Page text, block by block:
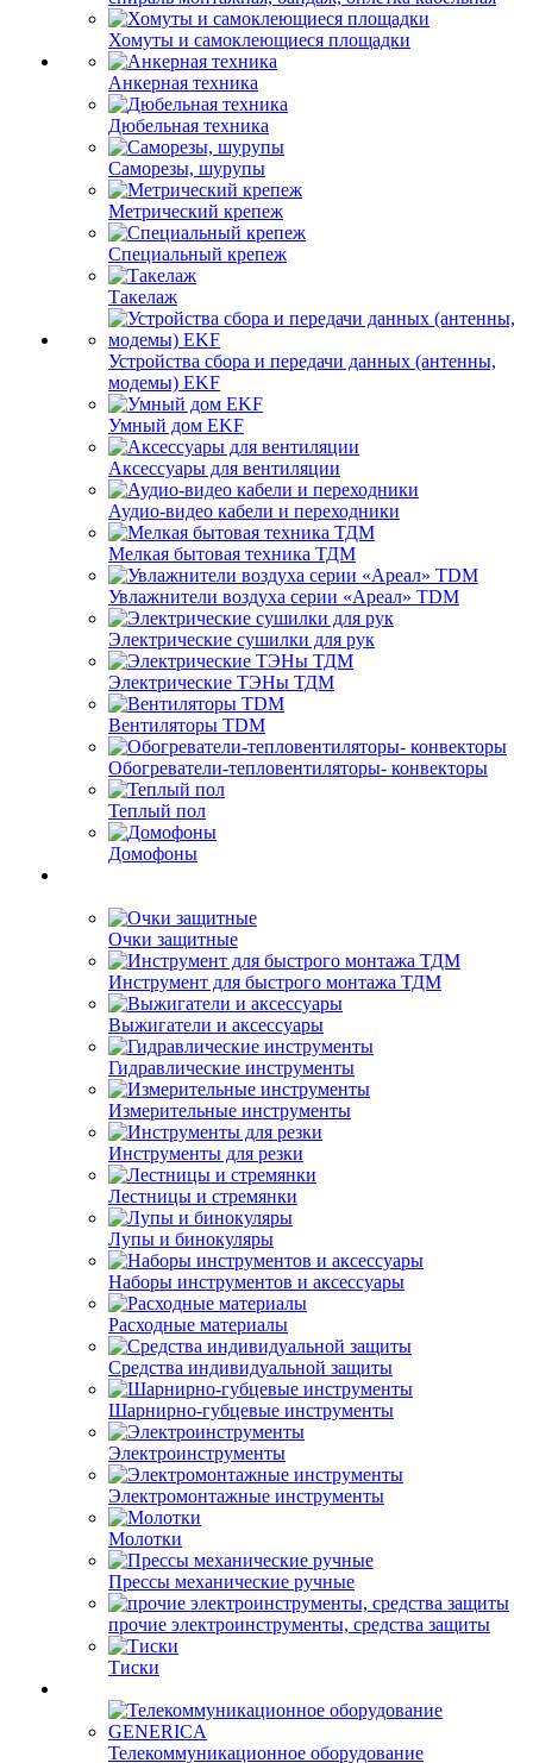
Хомуты и самоклеющиеся площадки
Анкерная техника
Дюбельная техника
Саморезы, шурупы
Метрический крепеж
Специальный крепеж
Такелаж
Устройства сбора и передачи данных (антенны,
модемы) EKF
Умный дом EKF
Аксессуары для вентиляции
Аудио-видео кабели и переходники
Мелкая бытовая техника ТДМ
Увлажнители воздуха серии «Ареал» TDM
Электрические сушилки для рук
Электрические ТЭНы ТДМ
Вентиляторы TDM
Обогреватели-тепловентиляторы- конвекторы
Теплый пол
Домофоны
Очки защитные
Инструмент для быстрого монтажа ТДМ
Выжигатели и аксессуары
Гидравлические инструменты
Измерительные инструменты
Инструменты для резки
Лестницы и стремянки
Лупы и бинокуляры
Наборы инструментов и аксессуары
Расходные материалы
Средства индивидуальной защиты
Шарнирно-губцевые инструменты
Электроинструменты
Электромонтажные инструменты
Молотки
Прессы механические ручные
прочие электроинструменты, средства защиты
Тиски
Телекоммуникационное оборудование